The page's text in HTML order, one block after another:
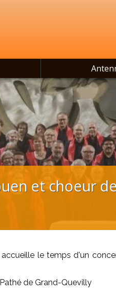
et choeur
le temps d'un
de Grand-Quevilly